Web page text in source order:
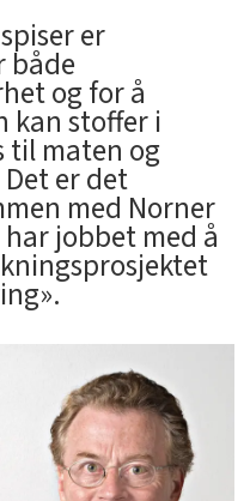
er
både
og for å
kan stoffer i
til maten og
er det
med Norner
jobbet med å